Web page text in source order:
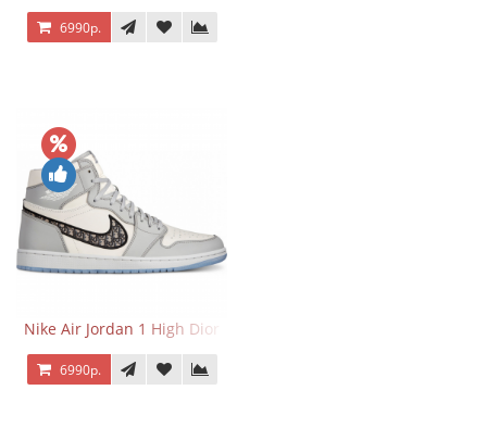
6990р.
Nike Air Jordan 1 High Dior
6990р.